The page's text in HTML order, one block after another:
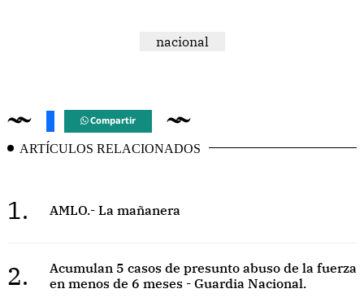
nacional
Compartir
ARTÍCULOS RELACIONADOS
1. AMLO.- La mañanera
2.
Acumulan 5 casos de presunto abuso de la fuerza
en menos de 6 meses - Guardia Nacional.